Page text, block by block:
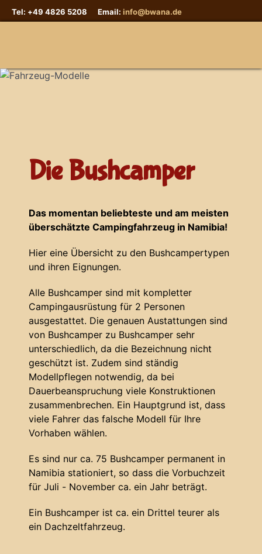
Tel: +49 4826 5208 Email: info@bwana.de
Sprache auswählen
Die Bushcamper
Das momentan beliebteste und am meisten
überschätzte Campingfahrzeug in Namibia!
Hier eine Übersicht zu den Bushcampertypen
und ihren Eignungen.
Alle Bushcamper sind mit kompletter
Campingausrüstung für 2 Personen
ausgestattet. Die genauen Austattungen sind
von Bushcamper zu Bushcamper sehr
unterschiedlich, da die Bezeichnung nicht
geschützt ist. Zudem sind ständig
Modellpflegen notwendig, da bei
Dauerbeanspruchung viele Konstruktionen
zusammenbrechen. Ein Hauptgrund ist, dass
viele Fahrer das falsche Modell für Ihre
Vorhaben wählen.
Es sind nur ca. 75 Bushcamper permanent in
Namibia stationiert, so dass die Vorbuchzeit
für Juli - November ca. ein Jahr beträgt.
Ein Bushcamper ist ca. ein Drittel teurer als
ein Dachzeltfahrzeug.